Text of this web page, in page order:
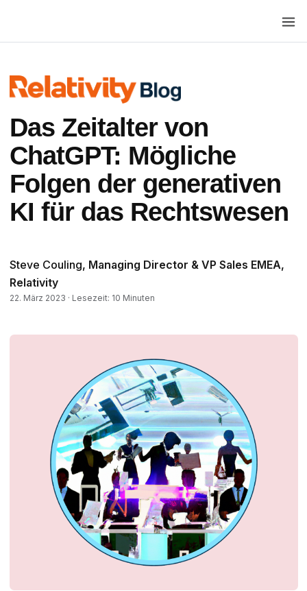
Das Zeitalter von
ChatGPT: Mögliche
Folgen der generativen
KI für das Rechtswesen
Steve Couling, Managing Director & VP Sales EMEA,
Relativity
22. März 2023 · Lesezeit: 10 Minuten